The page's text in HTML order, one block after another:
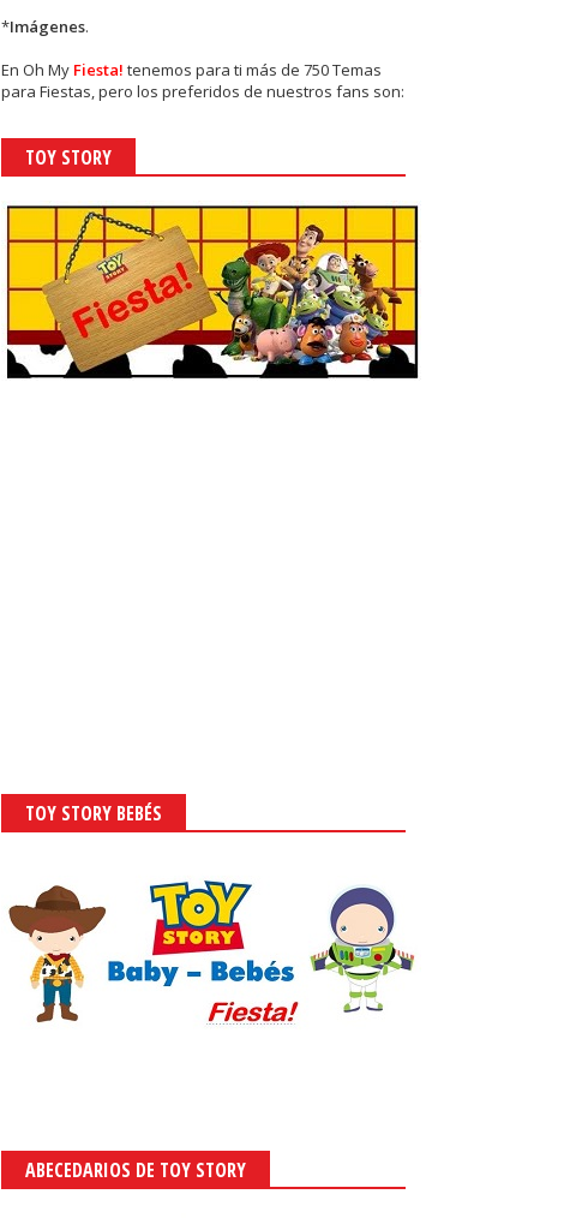
*Imágenes.
EnOh My Fiesta! tenemos para ti más de 750 Temas
para Fiestas, pero los preferidos de nuestros fans son:
TOY STORY
TOY STORY BEBÉS
ABECEDARIOS DE TOY STORY